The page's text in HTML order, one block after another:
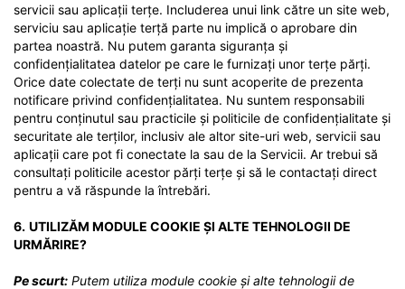
servicii sau aplicații terțe. Includerea unui link către un site web,
serviciu sau aplicație terță parte nu implică o aprobare din
partea noastră. Nu putem garanta siguranța și
confidențialitatea datelor pe care le furnizați unor terțe părți.
Orice date colectate de terți nu sunt acoperite de prezenta
notificare privind confidențialitatea. Nu suntem responsabili
pentru conținutul sau practicile și politicile de confidențialitate și
securitate ale terților, inclusiv ale altor site-uri web, servicii sau
aplicații care pot fi conectate la sau de la Servicii. Ar trebui să
consultați politicile acestor părți terțe și să le contactați direct
pentru a vă răspunde la întrebări.
6. UTILIZĂM MODULE COOKIE ȘI ALTE TEHNOLOGII DE
URMĂRIRE?
Pe scurt: Putem utiliza module cookie și alte tehnologii de